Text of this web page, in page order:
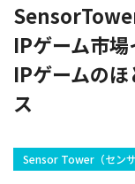
IPゲーム市
IPゲームの
ス
Sensor Tower（センサ